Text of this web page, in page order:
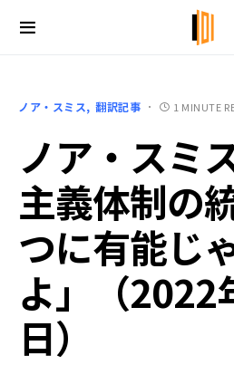
ノア・スミス 翻訳記事 1 MINUTE
ノア・スミ
主義体制の
つに有能じ
よ」（2022
日）